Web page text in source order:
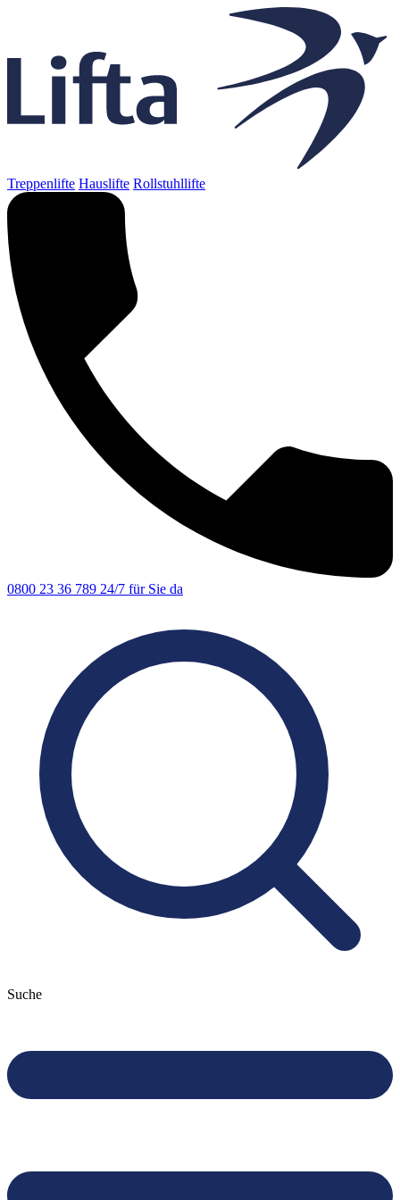
Treppenlifte Hauslifte Rollstuhllifte
0800 23 36 789 24/7 für Sie da
Suche